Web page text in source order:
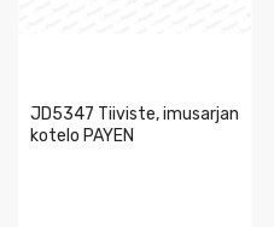
JD5347 Tiiviste, imusarjan
kotelo PAYEN